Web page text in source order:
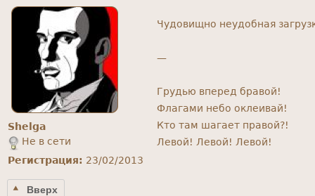
Shelga
Не в сети
Регистрация: 23/02/2013
Чудовищно неудобная
—
Грудью вперед бравой!
Флагами небо оклеивай!
Кто там шагает правой?!
Левой! Левой! Левой!
Вверх